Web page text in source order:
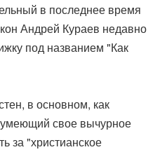
в последнее время
Андрей Кураев недавно
под названием "Как
в основном, как
свое вычурное
за "христианское